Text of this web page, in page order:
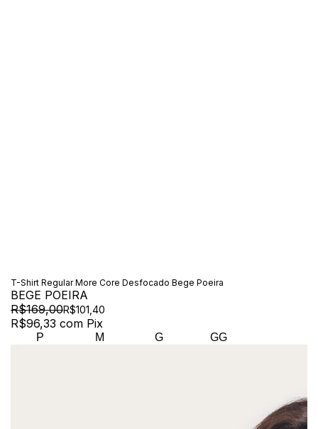
T-Shirt Regular More Core Desfocado Bege Poeira
BEGE POEIRA
R$169,00R$101,40
R$96,33 com Pix
P M G GG